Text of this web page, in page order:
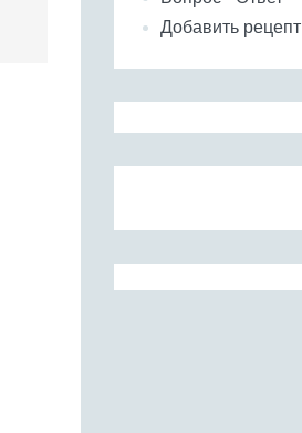
Добавить рецепт